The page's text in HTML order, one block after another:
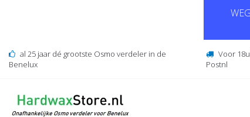
al 25 jaar dé grootste Osmo verdeler in de
Benelux
Voor
Postnl